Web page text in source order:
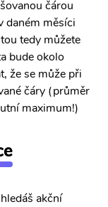
čárou
daném měsíci
tedy můžete
bude okolo
že se může při
čáry (průměr
maximum!)
akční